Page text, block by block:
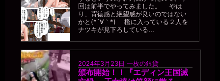
回は前半でやってみました。 やは
り、背徳感と絶望感が良いのではない
かと(*´∀｀*) 檻に入っている２人を
ナツキが見下ろしている...
2024年3月23日 一枚の銀貨
頒布開始！！『エディン王国滅
2026年7月18日 - 21:55
おっと、そろそろ夕飯だ。俺は落ちるが、オナニーするなら報告し
ろよ(⌒▽⌒)
miiki0119
2026年7月18日 - 21:56
うう。。オナニーは禁止されてます。。
一枚の銀貨